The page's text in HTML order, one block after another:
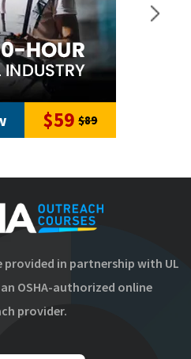
$59 $89
provided in partnership with UL
OSHA-authorized online
provider.